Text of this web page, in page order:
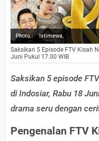
Photo : Istimewa,
Saksikan 5 Episode FTV Kisah
Juni Pukul 17.00 WIB
Saksikan 5 episode
di Indosiar, Rabu 18
drama seru dengan
Pengenalan FTV